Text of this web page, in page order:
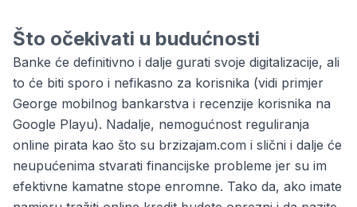
Što očekivati u budućnosti
Banke će definitivno i dalje gurati svoje digitalizacije, ali
to će biti sporo i nefikasno za korisnika (vidi primjer
George mobilnog bankarstva i recenzije korisnika na
Google Playu). Nadalje, nemogućnost reguliranja
online pirata kao što su brzizajam.com i slični i dalje će
neupućenima stvarati financijske probleme jer su im
efektivne kamatne stope enromne. Tako da, ako imate